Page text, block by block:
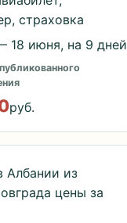
страховка
18 июня, на 9 дней
руб.
Албании из
цены за